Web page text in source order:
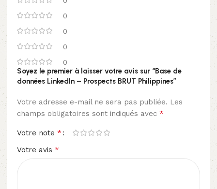
0
0
0
0
Soyez le premier à laisser votre avis sur “Base de
données LinkedIn – Prospects BRUT Philippines”
Votre adresse e-mail ne sera pas publiée. Les
champs obligatoires sont indiqués avec *
Votre note *
Votre avis *